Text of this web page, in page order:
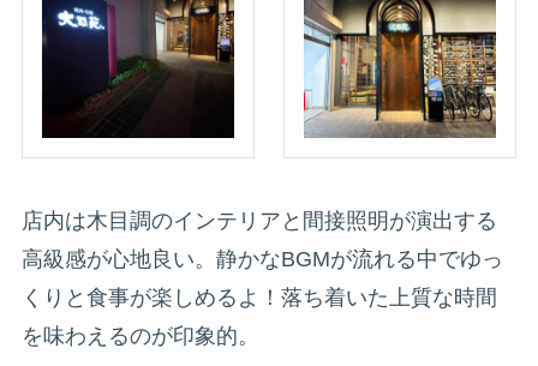
店内は木目調のインテリアと間接照明が演出する
高級感が心地良い。静かなBGMが流れる中でゆっ
くりと食事が楽しめるよ！落ち着いた上質な時間
を味わえるのが印象的。